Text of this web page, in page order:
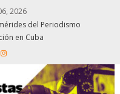
2026
del Periodismo
en Cuba